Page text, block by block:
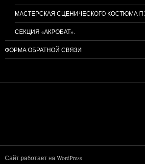
МАСТЕРСКАЯ СЦЕНИЧЕСКОГО КОСТЮМА
СЕКЦИЯ «АКРОБАТ».
ФОРМА ОБРАТНОЙ СВЯЗИ
Сайт работает на WordPress